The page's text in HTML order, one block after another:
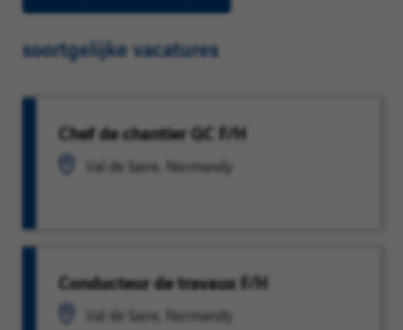
soortgelijke vacatures
Chef de chantier GC F/H
Val de Saire, Normandy
Conducteur de travaux F/H
Val de Saire, Normandy